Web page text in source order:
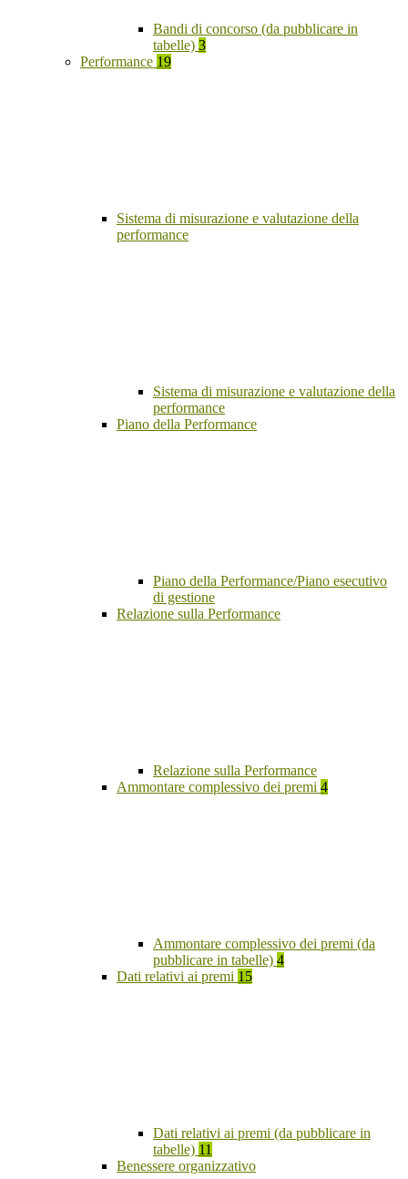
Bandi di concorso (da pubblicare in
tabelle) 3
Performance 19
Sistema di misurazione e valutazione della
performance
Sistema di misurazione e valutazione della
performance
Piano della Performance
Piano della Performance/Piano esecutivo
di gestione
Relazione sulla Performance
Relazione sulla Performance
Ammontare complessivo dei premi 4
Ammontare complessivo dei premi (da
pubblicare in tabelle) 4
Dati relativi ai premi 15
Dati relativi ai premi (da pubblicare in
tabelle) 11
Benessere organizzativo